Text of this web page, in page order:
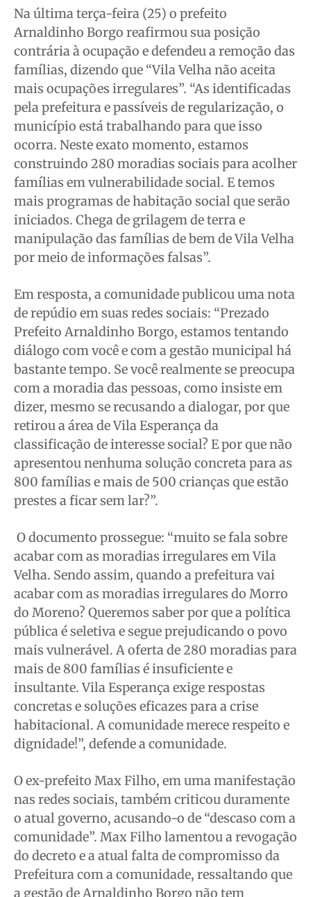
Na última terça-feira (25) o prefeito
Arnaldinho Borgo reafirmou sua posição
contrária à ocupação e defendeu a remoção das
famílias, dizendo que “Vila Velha não aceita
mais ocupações irregulares”. “As identificadas
pela prefeitura e passíveis de regularização, o
município está trabalhando para que isso
ocorra. Neste exato momento, estamos
construindo 280 moradias sociais para acolher
famílias em vulnerabilidade social. E temos
mais programas de habitação social que serão
iniciados. Chega de grilagem de terra e
manipulação das famílias de bem de Vila Velha
por meio de informações falsas”.
Em resposta, a comunidade publicou uma nota
de repúdio em suas redes sociais: “Prezado
Prefeito Arnaldinho Borgo, estamos tentando
diálogo com você e com a gestão municipal há
bastante tempo. Se você realmente se preocupa
com a moradia das pessoas, como insiste em
dizer, mesmo se recusando a dialogar, por que
retirou a área de Vila Esperança da
classificação de interesse social? E por que não
apresentou nenhuma solução concreta para as
800 famílias e mais de 500 crianças que estão
prestes a ficar sem lar?”.
O documento prossegue: “muito se fala sobre
acabar com as moradias irregulares em Vila
Velha. Sendo assim, quando a prefeitura vai
acabar com as moradias irregulares do Morro
do Moreno? Queremos saber por que a política
pública é seletiva e segue prejudicando o povo
mais vulnerável. A oferta de 280 moradias para
mais de 800 famílias é insuficiente e
insultante. Vila Esperança exige respostas
concretas e soluções eficazes para a crise
habitacional. A comunidade merece respeito e
dignidade!”, defende a comunidade.
O ex-prefeito Max Filho, em uma manifestação
nas redes sociais, também criticou duramente
o atual governo, acusando-o de “descaso com a
comunidade”. Max Filho lamentou a revogação
do decreto e a atual falta de compromisso da
Prefeitura com a comunidade, ressaltando que
a gestão de Arnaldinho Borgo não tem